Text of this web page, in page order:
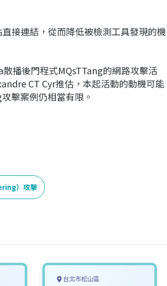
接連結，從而降低被檢測工具發現的機
播後門程式MQsTTang的網路攻擊活
CT Cyr推估，本起活動的動機可能
擊案例仍相當有限。
）攻擊
台北市松山區